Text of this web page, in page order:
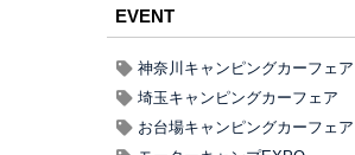
EVENT
神奈川キャンピングカーフェア
埼玉キャンピングカーフェア
お台場キャンピングカーフェア